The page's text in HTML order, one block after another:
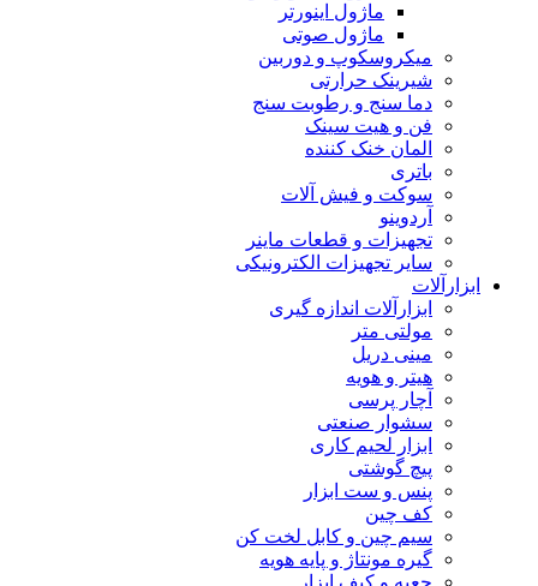
ماژول اینورتر
ماژول صوتی
میکروسکوپ و دوربین
شیرینک حرارتی
دما سنج و رطوبت سنج
فن و هیت سینک
المان خنک کننده
باتری
سوکت و فیش آلات
آردوینو
تجهیزات و قطعات ماینر
سایر تجهیزات الکترونیکی
ابزارآلات
ابزارآلات اندازه گیری
مولتی متر
مینی دریل
هیتر و هویه
آچار پرسی
سشوار صنعتی
ابزار لحیم کاری
پیچ گوشتی
پنس و ست ابزار
کف چین
سیم چین و کابل لخت کن
گیره مونتاژ و پایه هویه
جعبه و کیف ابزار